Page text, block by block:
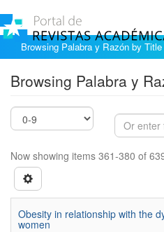
Browsing Palabra y Razón by Title
Browsing Palabra y
Now showing items 361-380 of
Obesity in relationship with the
women